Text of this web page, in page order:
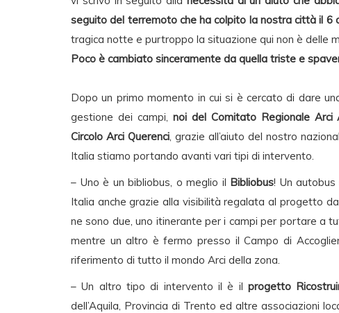
seguito del terremoto che ha colpito la nostra città il 6
tragica notte e purtroppo la situazione qui non è delle
Poco è cambiato sinceramente da quella triste e
Dopo un primo momento in cui si è cercato di dare
gestione dei campi, noi del Comitato Regionale Arci
Circolo Arci Querenci, grazie all’aiuto del nostro
Italia stiamo portando avanti vari tipi di intervento.
– Uno è un bibliobus, o meglio il Bibliobus! Un
Italia anche grazie alla visibilità regalata al progetto
ne sono due, uno itinerante per i campi per portare a
mentre un altro è fermo presso il Campo di
riferimento di tutto il mondo Arci della zona.
– Un altro tipo di intervento il è il progetto
dell’Aquila, Provincia di Trento ed altre associazioni